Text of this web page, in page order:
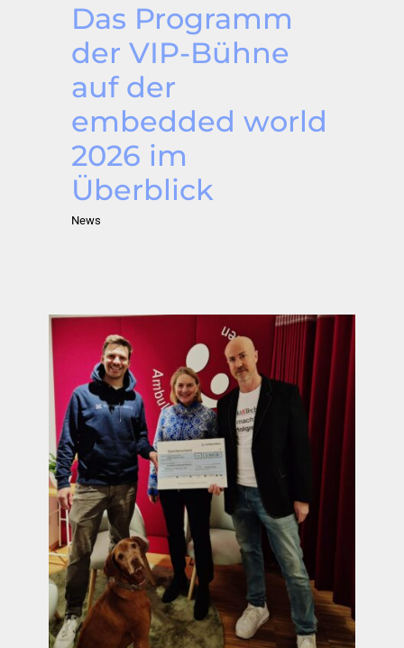
Das Programm
der VIP-Bühne
auf der
embedded world
2026 im
Überblick
News